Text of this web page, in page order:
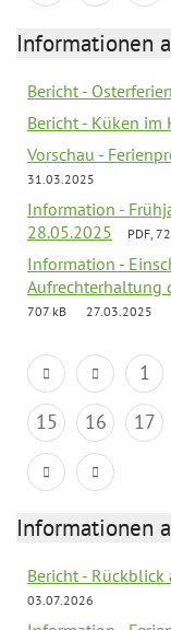
Informationen
Bericht -
Bericht - Küken im
Vorschau -
31.03.2025
Information -
28.05.2025
PDF,
Information -
Aufrechterhaltung
707 kB
27.03.2025
1
15
16 17
Informationen
Bericht -
03.07.2026